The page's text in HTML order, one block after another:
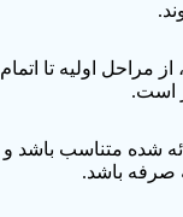
مراحل اولیه تا اتمام
است.
شده متناسب باشد و
صرفه باشد.